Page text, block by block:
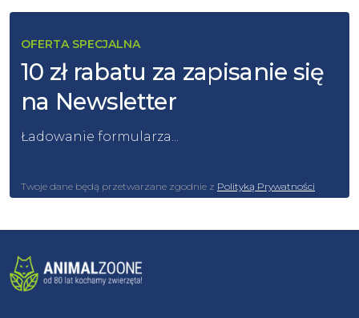
OFERTA SPECJALNA
10 zł rabatu za zapisanie się
na Newsletter
Ładowanie formularza...
Twoje dane będą przetwarzane zgodnie z Polityką Prywatności